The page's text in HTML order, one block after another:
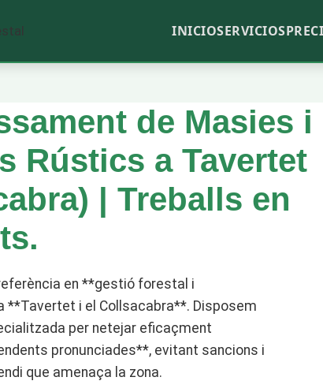
INICIOSERVICIOS
de Masies i
Rústics a Tavertet
| Treballs en
en **gestió forestal i
**Tavertet i el Collsacabra**. Disposem
per netejar eficaçment
pronunciades**, evitant sancions i
que amenaça la zona.